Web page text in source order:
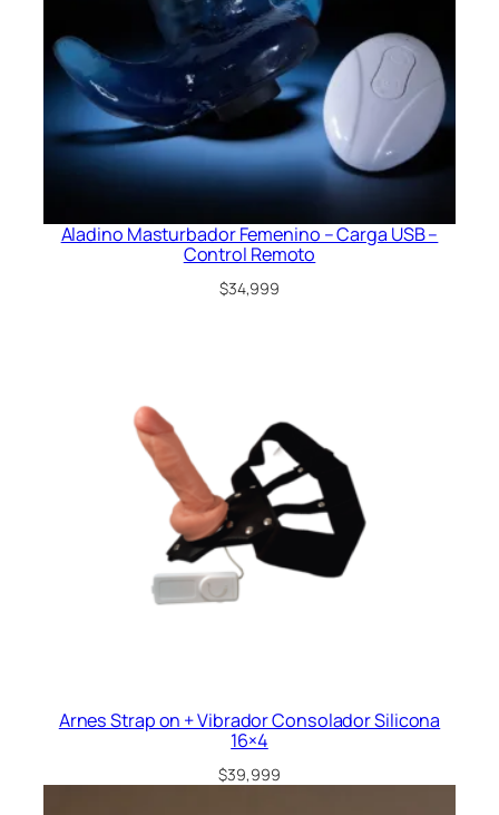
Aladino Masturbador Femenino – Carga USB –
Control Remoto
$34,999
Arnes Strap on + Vibrador Consolador Silicona
16×4
$39,999